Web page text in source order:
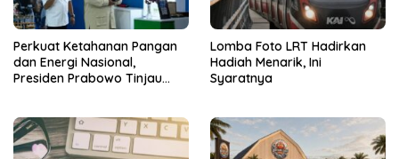
Perkuat Ketahanan Pangan
dan Energi Nasional,
Presiden Prabowo Tinjau
Perkebunan Nusantara
Lomba Foto LRT Hadirkan
Hadiah Menarik, Ini
Syaratnya